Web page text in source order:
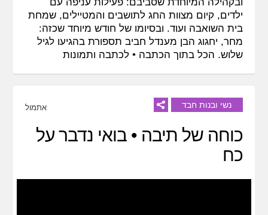
ובקהילה המיוחדת שסביבם: פעילות עניפה עם
ילדים, קיום מצוות החג לתושבים והמטיילים, שמחת
בית השואבה ועוד. ובסיומו של חודש מיוחד שכזה:
מחר, יחגוג הבן מענדל חביב תספורת בהגיעו לגיל
שלוש. הכל בתוך הכתבה •לכתבה ותמונות
נשי ובנות חבד אתמול
כוחה של תיבה • בואי נדבר על
כח